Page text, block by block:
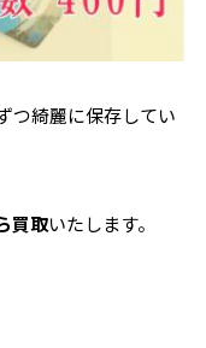
つ綺麗に保存してい
買取いたします。